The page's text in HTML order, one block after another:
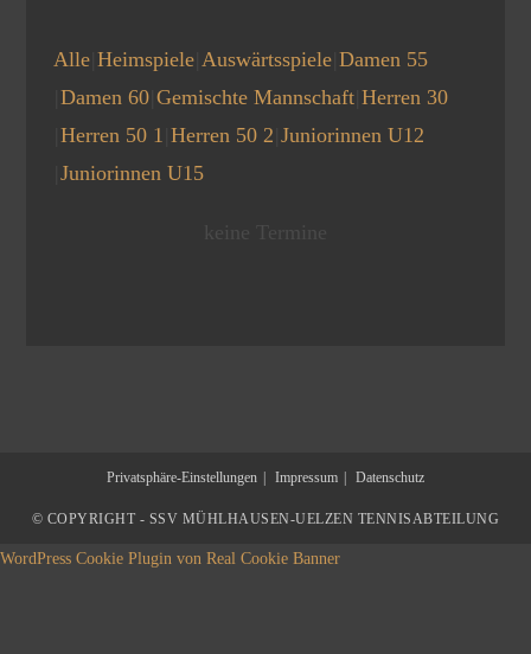
Alle Heimspiele Auswärtsspiele Damen 55
Damen 60 Gemischte Mannschaft Herren 30
Herren 50 1 Herren 50 2 Juniorinnen U12
Juniorinnen U15
Privatsphäre-Einstellungen Impressum Datenschutz
© COPYRIGHT - SSV MÜHLHAUSEN-UELZEN TENNISABTEILUNG
WordPress Cookie Plugin von Real Cookie Banner